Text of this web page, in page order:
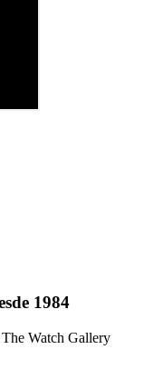
1984
Watch Gallery